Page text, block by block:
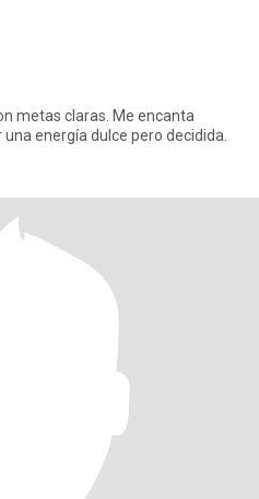
metas claras. Me encanta
energía dulce pero decidida.